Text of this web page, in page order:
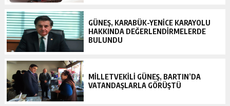
GÜNEŞ, KARABÜK-YENİCE KARAYOLU
HAKKINDA DEĞERLENDİRMELERDE
BULUNDU
MİLLETVEKİLİ GÜNEŞ, BARTIN’DA
VATANDAŞLARLA GÖRÜŞTÜ